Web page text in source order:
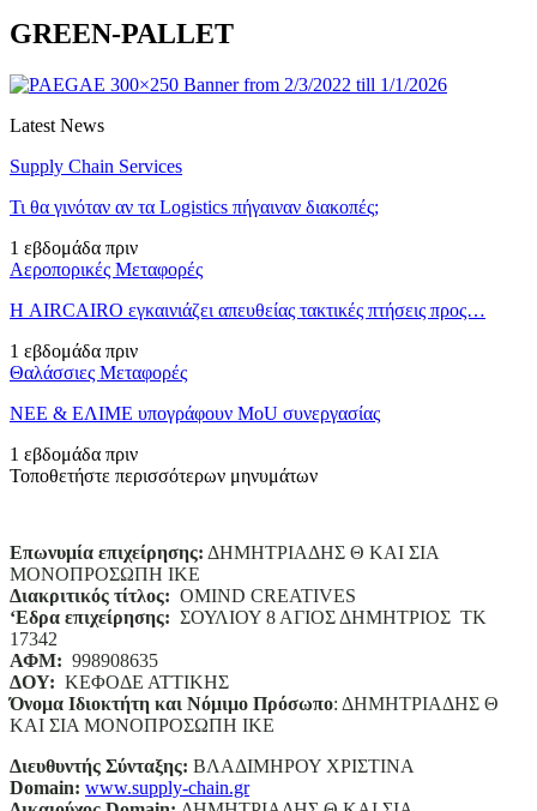
GREEN-PALLET
Latest News
Supply Chain Services
Τι θα γινόταν αν τα Logistics πήγαιναν διακοπές;
1 εβδομάδα πριν
Αεροπορικές Μεταφορές
Η AIRCAIRO εγκαινιάζει απευθείας τακτικές πτήσεις προς…
1 εβδομάδα πριν
Θαλάσσιες Μεταφορές
ΝΕΕ & ΕΛΙΜΕ υπογράφουν MoU συνεργασίας
1 εβδομάδα πριν
Τοποθετήστε περισσότερων μηνυμάτων
Επωνυμία επιχείρησης: ΔΗΜΗΤΡΙΑΔΗΣ Θ ΚΑΙ ΣΙΑ
ΜΟΝΟΠΡΟΣΩΠΗ ΙΚΕ
Διακριτικός τίτλος: ΟΜΙΝD CREATIVES
‘Eδρα επιχείρησης: ΣΟΥΛΙΟΥ 8 ΑΓΙΟΣ ΔΗΜΗΤΡΙΟΣ ΤΚ
17342
ΑΦΜ: 998908635
ΔΟΥ: ΚΕΦΟΔΕ ΑΤΤΙΚΗΣ
Όνομα Ιδιοκτήτη και Νόμιμο Πρόσωπο: ΔΗΜΗΤΡΙΑΔΗΣ Θ
ΚΑΙ ΣΙΑ ΜΟΝΟΠΡΟΣΩΠΗ ΙΚΕ
Διευθυντής Σύνταξης: ΒΛΑΔΙΜΗΡΟΥ ΧΡΙΣΤΙΝΑ
Domain: www.supply-chain.gr